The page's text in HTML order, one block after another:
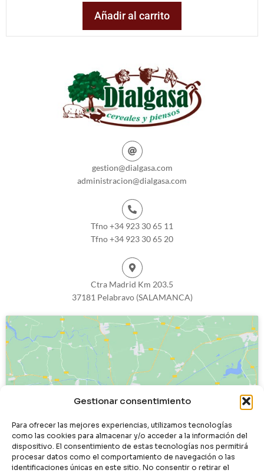
Gestionar consentimiento
Para ofrecer las mejores experiencias, utilizamos tecnologías
como las cookies para almacenar y/o acceder a la información del
dispositivo. El consentimiento de estas tecnologías nos permitirá
procesar datos como el comportamiento de navegación o las
identificaciones únicas en este sitio. No consentir o retirar el
Añadir al carrito
gestion@dialgasa.com
administracion@dialgasa.com
Tfno +34 923 30 65 11
Tfno +34 923 30 65 20
Ctra Madrid Km 203.5
37181 Pelabravo (SALAMANCA)
Haz clic para aceptar cookies de